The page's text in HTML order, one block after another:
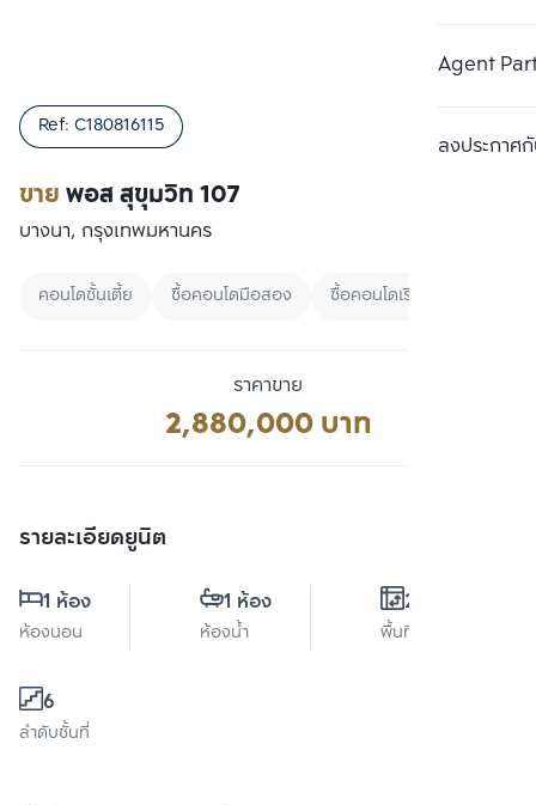
Agent
ลงประกาศกั
ขายพอส สุขุมวิท 107
Ref: C180816115
บางนา, กรุงเทพมหานคร
คอนโดชั้นเตี้ย ซื้อคอนโดมือสอง ซื้อคอนโดเรียงตามราคา
ราคาขาย
2,880,000 บาท
รายละเอียดยูนิต
1 ห้อง
ห้องนอน
1 ห้อง
ห้องน้ำ
27 ตร.ม.
พื้นที่ใช้สอย
6
ลำดับชั้นที่
เปรียบเทียบ